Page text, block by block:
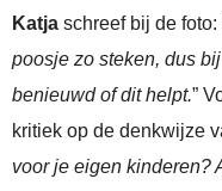
Katja schreef bij de foto:
poosje zo steken, dus
benieuwd of dit helpt.”
kritiek op de denkwijze
voor je eigen kinderen?